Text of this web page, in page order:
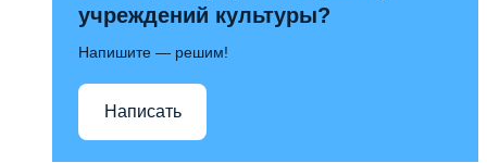
учреждений культуры?
Напишите — решим!
Написать